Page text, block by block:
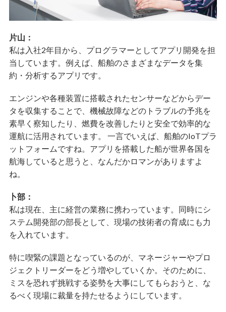
片山：
私は入社2年目から、プログラマーとしてアプリ開発を担
当しています。例えば、船舶のさまざまなデータを集
約・分析するアプリです。
エンジンや各種装置に搭載されたセンサーなどからデー
タを収集することで、機械故障などのトラブルの予兆を
素早く察知したり、燃費を改善したりと安全で効率的な
運航に活用されています。 一言でいえば、船舶のIoTプラ
ットフォームですね。アプリを搭載した船が世界各国を
航海していると思うと、なんだかロマンがありますよ
ね。
卜部：
私は現在、主に経営の業務に携わっています。同時にシ
ステム開発部の部長として、現場の技術者の育成にも力
を入れています。
特に喫緊の課題となっているのが、マネージャーやプロ
ジェクトリーダーをどう増やしていくか。そのために、
ミスを恐れず挑戦する姿勢を大事にしてもらおうと、な
るべく現場に裁量を持たせるようにしています。